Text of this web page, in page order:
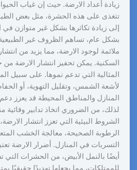
زيادة أعداد الارضة. حيث إن غياب
تتغذى على هذه الحشرة، مثل بعض
إلى زيادة تكاثرها بشكل غير متوازن في
بشكل عام، تساهم الظروف غير
ملائمة لوجود الارضة، مما يزيد من
السكنية. يمكن تحفيز انتشار الارضة من
المثالية التي تدعم نموها. على سبيل
لأشعة الشمس، وتقليل التهوية، أو
المنازل والمناطق المحيطة قد يعزز
لذلك، من الضروري اتخاذ تدابير وقائية
الشروط البيئية التي تعزز انتشار
الرطوبة الصحيحة، معالجة الخشب
التسربات في المنازل. أضرار الارضة
أيضًا بالنمل الأبيض، من الحشرات
للممتلكات، مما يجعلها تهديدًا حقيقيًا